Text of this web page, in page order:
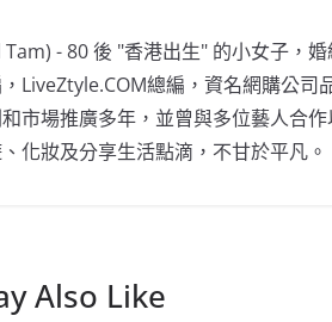
- 80 後 "香港出生" 的小女子，
LiveZtyle.COM總編，資名網購公
市場推廣多年，並曾與多位藝人合
化妝及分享生活點滴，不甘於平凡。
Also Like